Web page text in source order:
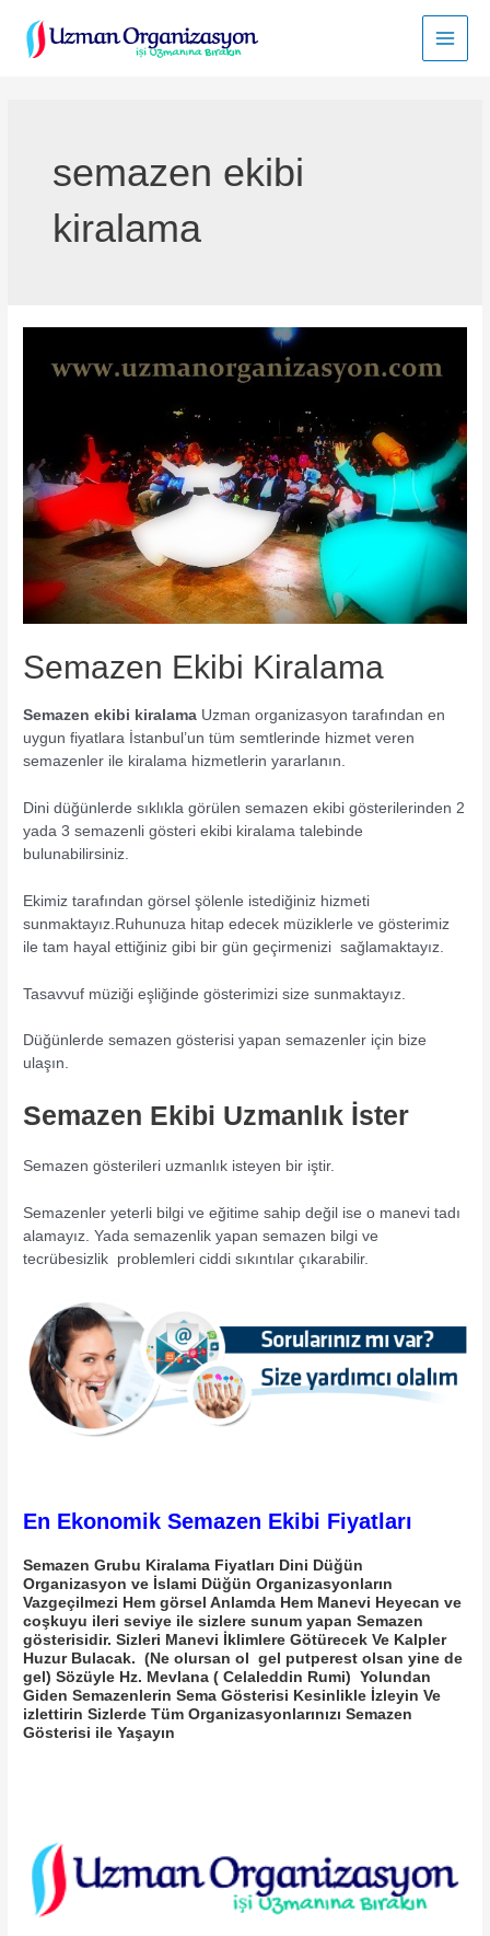
Main
semazen ekibi
kiralama
Semazen Ekibi Kiralama
Semazen ekibi kiralama Uzman organizasyon tarafından en
uygun fiyatlara İstanbul’un tüm semtlerinde hizmet veren
semazenler ile kiralama hizmetlerin yararlanın.
Dini düğünlerde sıklıkla görülen semazen ekibi gösterilerinden 2
yada 3 semazenli gösteri ekibi kiralama talebinde
bulunabilirsiniz.
Ekimiz tarafından görsel şölenle istediğiniz hizmeti
sunmaktayız.Ruhunuza hitap edecek müziklerle ve gösterimiz
ile tam hayal ettiğiniz gibi bir gün geçirmenizi sağlamaktayız.
Tasavvuf müziği eşliğinde gösterimizi size sunmaktayız.
Düğünlerde semazen gösterisi yapan semazenler için bize
ulaşın.
Semazen Ekibi Uzmanlık İster
Semazen gösterileri uzmanlık isteyen bir iştir.
Semazenler yeterli bilgi ve eğitime sahip değil ise o manevi tadı
alamayız. Yada semazenlik yapan semazen bilgi ve
tecrübesizlik problemleri ciddi sıkıntılar çıkarabilir.
En Ekonomik Semazen Ekibi Fiyatları
Semazen Grubu Kiralama Fiyatları Dini Düğün
Organizasyon ve İslami Düğün Organizasyonların
Vazgeçilmezi Hem görsel Anlamda Hem Manevi Heyecan ve
coşkuyu ileri seviye ile sizlere sunum yapan Semazen
gösterisidir. Sizleri Manevi İklimlere Götürecek Ve Kalpler
Huzur Bulacak. (Ne olursan ol gel putperest olsan yine de
gel) Sözüyle Hz. Mevlana ( Celaleddin Rumi) Yolundan
Giden Semazenlerin Sema Gösterisi Kesinlikle İzleyin Ve
izlettirin Sizlerde Tüm Organizasyonlarınızı Semazen
Gösterisi ile Yaşayın